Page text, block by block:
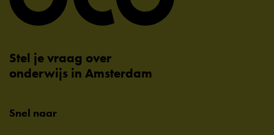
Stel je vraag over
onderwijs in Amsterdam
Snel naar